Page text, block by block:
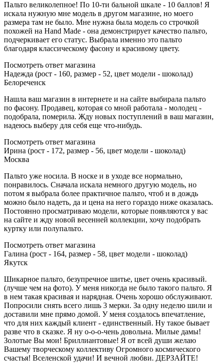
Пальто великолепное! По 10-ти бальной шкале - 10 баллов! Я
искала нужную мне модель в другом магазине, но моего
размера там не было. Мне нужна была модель со строчкой
похожей на Hand Made - она демонстрирует качество пальто,
подчеркивает его статус. Выбрала именно это пальто
благодаря классическому фасону и красивому цвету.
Посмотреть ответ магазина
Надежда (рост - 160, размер - 52, цвет модели - шоколад)
Белореченск
Нашла ваш магазин в интернете и на сайте выбирала пальто
по фасону. Продавец, которая со мной работала - молодец -
подобрала, померила. Жду новых поступлений в ваш магазин,
надеюсь выберу для себя еще что-нибудь.
Посмотреть ответ магазина
Ирина (рост - 172, размер - 56, цвет модели - шоколад)
Москва
Пальто уже носила. В носке и в уходе все нормально,
понравилось. Сначала искала немного другую модель, но
потом я выбрала более практичное пальто, чтоб и в дождь
можно было надеть, да и цена на него гораздо ниже оказалась.
Постоянно просматриваю модели, которые появляются у вас
на сайте и жду новой весенней коллекции, хочу подобрать
куртку или полупальто.
Посмотреть ответ магазина
Галина (рост - 164, размер - 58, цвет модели - шоколад)
Якутск
Шикарное пальто, безупречное шитье, цвет очень красивый.
(лучше чем на фото). У меня никогда не было такого пальто. Я
в нем такая красивая и нарядная. Очень хорошо обслуживают.
Попросили снять всего лишь 3 мерки. За одну неделю шили и
доставили мне прямо домой. У меня создалось впечатление,
что для них каждый клиент - единственный. Ну такое бывает
разве что в сказке. Я ну о-о-о-чень довольна. Милые дамы!
Золотые Вы мои! Бриллиантовые! Я от всей души желаю
Вашему творческому коллективу Огромного космического
счастья! Вселенской удачи! И вечной любви. ДЕРЗАЙТЕ!